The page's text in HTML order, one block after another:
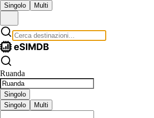
Singolo Multi
Ruanda
Singolo
Singolo
Multi